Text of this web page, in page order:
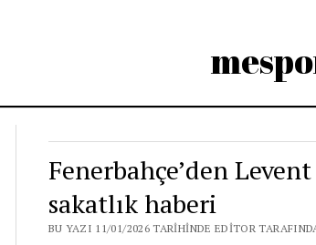
Fenerbahçe’den
sakatlık haberi
BU YAZI 11/01/2026 TARIHINDE EDITOR